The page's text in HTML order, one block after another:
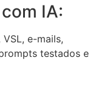
IA:
e-mails,
testados e